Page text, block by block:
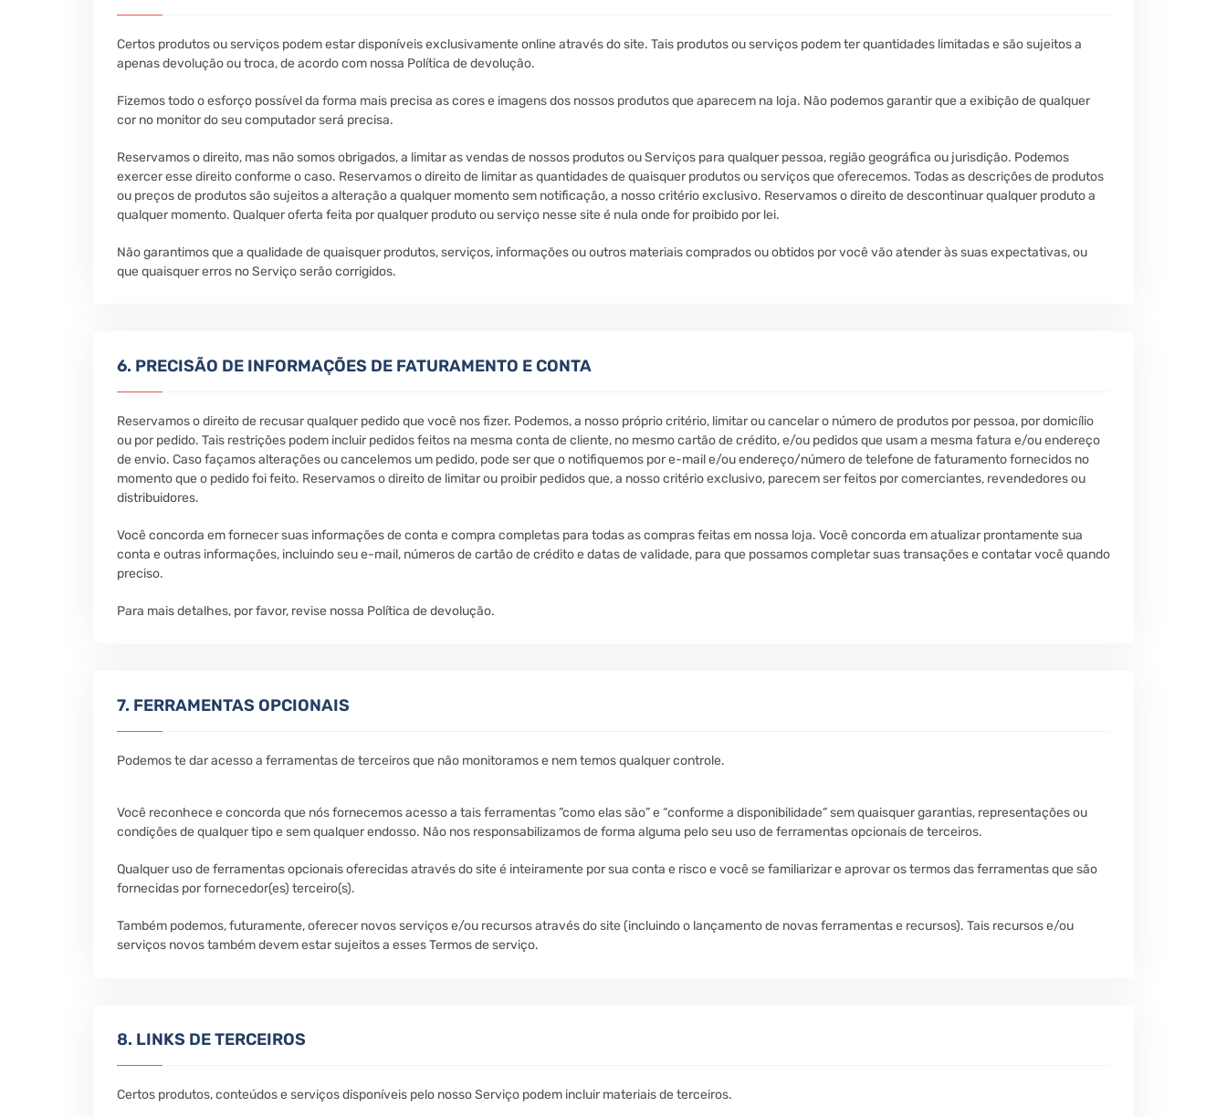
Certos produtos ou serviços podem estar disponíveis exclusivamente online através do site. Tais produtos ou serviços podem ter quantidades limitadas e são sujeitos a
apenas devolução ou troca, de acordo com nossa Política de devolução.
Fizemos todo o esforço possível da forma mais precisa as cores e imagens dos nossos produtos que aparecem na loja. Não podemos garantir que a exibição de qualquer
cor no monitor do seu computador será precisa.
Reservamos o direito, mas não somos obrigados, a limitar as vendas de nossos produtos ou Serviços para qualquer pessoa, região geográfica ou jurisdição. Podemos
exercer esse direito conforme o caso. Reservamos o direito de limitar as quantidades de quaisquer produtos ou serviços que oferecemos. Todas as descrições de produtos
ou preços de produtos são sujeitos a alteração a qualquer momento sem notificação, a nosso critério exclusivo. Reservamos o direito de descontinuar qualquer produto a
qualquer momento. Qualquer oferta feita por qualquer produto ou serviço nesse site é nula onde for proibido por lei.
Não garantimos que a qualidade de quaisquer produtos, serviços, informações ou outros materiais comprados ou obtidos por você vão atender às suas expectativas, ou
que quaisquer erros no Serviço serão corrigidos.
6. PRECISÃO DE INFORMAÇÕES DE FATURAMENTO E CONTA
Reservamos o direito de recusar qualquer pedido que você nos fizer. Podemos, a nosso próprio critério, limitar ou cancelar o número de produtos por pessoa, por domicílio
ou por pedido. Tais restrições podem incluir pedidos feitos na mesma conta de cliente, no mesmo cartão de crédito, e/ou pedidos que usam a mesma fatura e/ou endereço
de envio. Caso façamos alterações ou cancelemos um pedido, pode ser que o notifiquemos por e-mail e/ou endereço/número de telefone de faturamento fornecidos no
momento que o pedido foi feito. Reservamos o direito de limitar ou proibir pedidos que, a nosso critério exclusivo, parecem ser feitos por comerciantes, revendedores ou
distribuidores.
Você concorda em fornecer suas informações de conta e compra completas para todas as compras feitas em nossa loja. Você concorda em atualizar prontamente sua
conta e outras informações, incluindo seu e-mail, números de cartão de crédito e datas de validade, para que possamos completar suas transações e contatar você quando
preciso.
Para mais detalhes, por favor, revise nossa Política de devolução.
7. FERRAMENTAS OPCIONAIS
Podemos te dar acesso a ferramentas de terceiros que não monitoramos e nem temos qualquer controle.
Você reconhece e concorda que nós fornecemos acesso a tais ferramentas ”como elas são” e “conforme a disponibilidade” sem quaisquer garantias, representações ou
condições de qualquer tipo e sem qualquer endosso. Não nos responsabilizamos de forma alguma pelo seu uso de ferramentas opcionais de terceiros.
Qualquer uso de ferramentas opcionais oferecidas através do site é inteiramente por sua conta e risco e você se familiarizar e aprovar os termos das ferramentas que são
fornecidas por fornecedor(es) terceiro(s).
Também podemos, futuramente, oferecer novos serviços e/ou recursos através do site (incluindo o lançamento de novas ferramentas e recursos). Tais recursos e/ou
serviços novos também devem estar sujeitos a esses Termos de serviço.
8. LINKS DE TERCEIROS
Certos produtos, conteúdos e serviços disponíveis pelo nosso Serviço podem incluir materiais de terceiros.